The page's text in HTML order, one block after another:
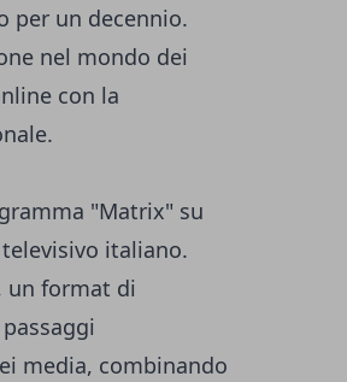
per un decennio.
nel mondo dei
con la
"Matrix" su
italiano.
un format di
media, combinando